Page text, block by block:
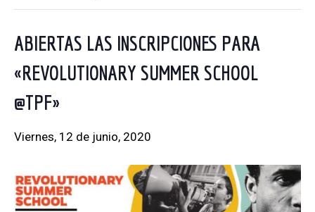
ABIERTAS LAS INSCRIPCIONES PARA
«REVOLUTIONARY SUMMER SCHOOL
@TPF»
viernes, 12 de junio, 2020